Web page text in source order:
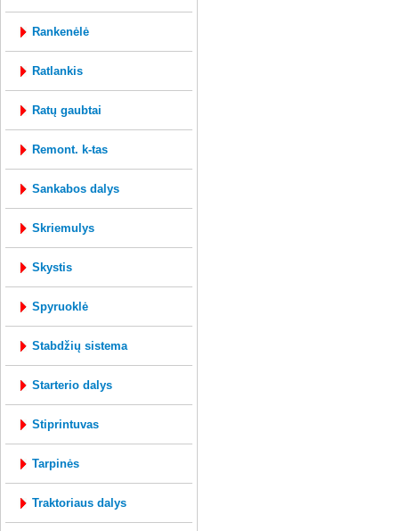
rankenėlė
ratlankis
ratų gaubtai
remont. k-tas
sankabos dalys
skriemulys
skystis
spyruoklė
stabdžių sistema
starterio dalys
stiprintuvas
tarpinės
traktoriaus dalys